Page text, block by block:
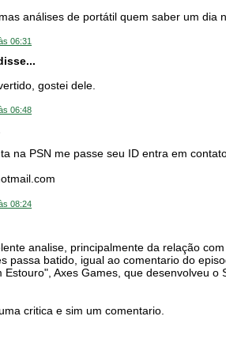
análises de portátil quem saber um dia
06:31
gostei dele.
06:48
na PSN me passe seu ID entra em
08:24
analise, principalmente da relação com
passa batido, igual ao comentario do
Estouro", Axes Games, que desenvolveu
critica e sim um comentario.